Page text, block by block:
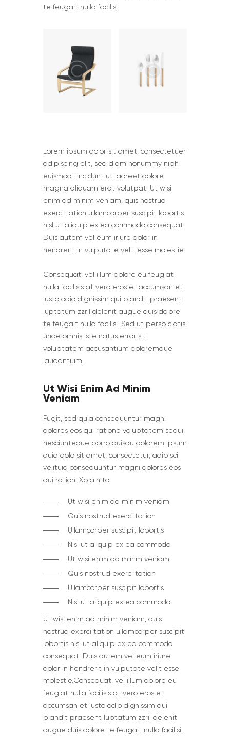
te feugait nulla facilisi.
Lorem ipsum dolor sit amet, consectetuer
adipiscing elit, sed diam nonummy nibh
euismod tincidunt ut laoreet dolore
magna aliquam erat volutpat. Ut wisi
enim ad minim veniam, quis nostrud
exerci tation ullamcorper suscipit lobortis
nisl ut aliquip ex ea commodo consequat.
Duis autem vel eum iriure dolor in
hendrerit in vulputate velit esse molestie.
Сonsequat, vel illum dolore eu feugiat
nulla facilisis at vero eros et accumsan et
iusto odio dignissim qui blandit praesent
luptatum zzril delenit augue duis dolore
te feugait nulla facilisi. Sed ut perspiciatis,
unde omnis iste natus error sit
voluptatem accusantium doloremque
laudantium.
Ut Wisi Enim Ad Minim
Veniam
Fugit, sed quia consequuntur magni
dolores eos qui ratione voluptatem sequi
nesciunteque porro quisqu dolorem ipsum
quia dolo sit amet, consectetur, adipisci
velituia consequuntur magni dolores eos
qui ration. Xplain to
Ut wisi enim ad minim veniam
Quis nostrud exerci tation
Ullamcorper suscipit lobortis
Nisl ut aliquip ex ea commodo
Ut wisi enim ad minim veniam
Quis nostrud exerci tation
Ullamcorper suscipit lobortis
Nisl ut aliquip ex ea commodo
Ut wisi enim ad minim veniam, quis
nostrud exerci tation ullamcorper suscipit
lobortis nisl ut aliquip ex ea commodo
consequat. Duis autem vel eum iriure
dolor in hendrerit in vulputate velit esse
molestie.Сonsequat, vel illum dolore eu
feugiat nulla facilisis at vero eros et
accumsan et iusto odio dignissim qui
blandit praesent luptatum zzril delenit
augue duis dolore te feugait nulla facilisi.